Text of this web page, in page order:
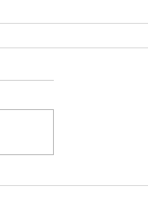
Portrait d'entrepreneur